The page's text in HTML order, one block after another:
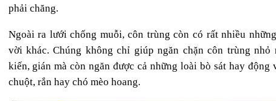
phải chăng.
Ngoài ra lưới chống muỗi, côn trùng còn có rất nhiều
vời khác. Chúng không chỉ giúp ngăn chặn côn trùng nhỏ
kiến, gián mà còn ngăn được cả những loài bò sát hay động
chuột, rắn hay chó mèo hoang.